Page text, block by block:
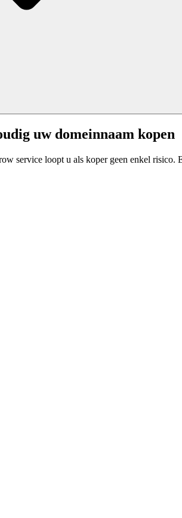
uw domeinnaam kopen
service loopt u als koper geen enkel risico.